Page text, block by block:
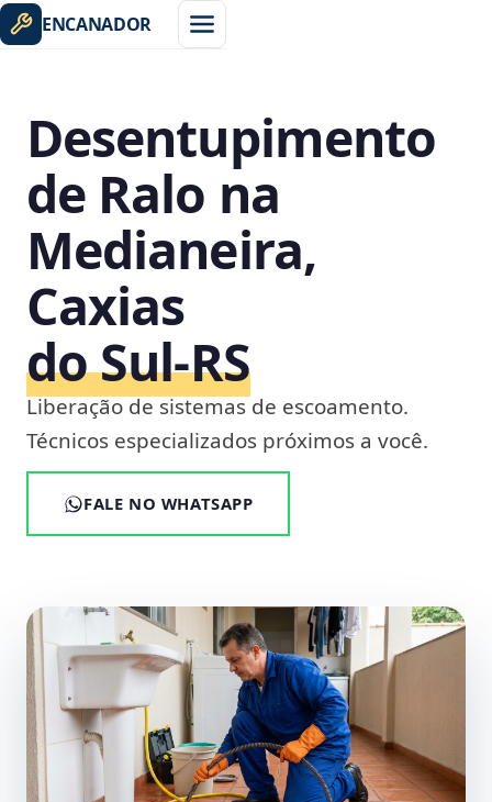
ENCANADOR
Desentupimento
de Ralo na
Medianeira,
Caxias
do Sul‑RS
Liberação de sistemas de escoamento.
Técnicos especializados próximos a você.
FALE NO WHATSAPP